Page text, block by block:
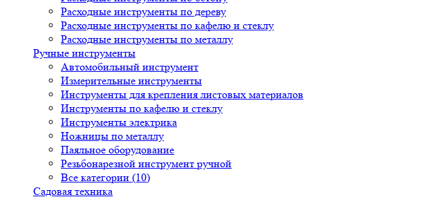
Расходные инструменты по дереву
Расходные инструменты по кафелю и стеклу
Расходные инструменты по металлу
Ручные инструменты
Автомобильный инструмент
Измерительные инструменты
Инструменты для крепления листовых материалов
Инструменты по кафелю и стеклу
Инструменты электрика
Ножницы по металлу
Паяльное оборудование
Резьбонарезной инструмент ручной
Все категории (10)
Садовая техника